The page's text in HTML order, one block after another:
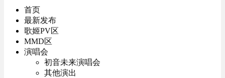
首页
最新发布
歌姬PV区
MMD区
演唱会
初音未来演唱会
其他演出